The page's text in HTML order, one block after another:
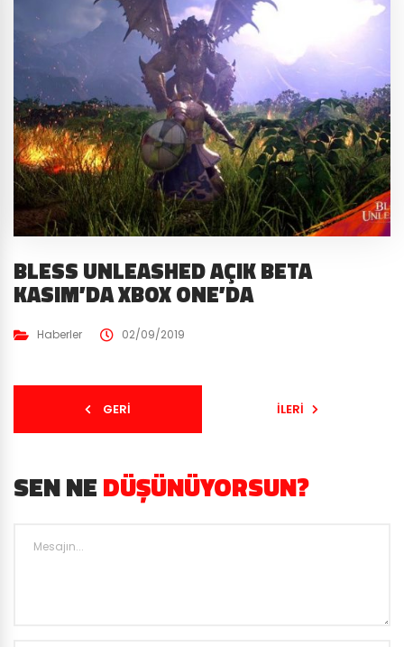
BLESS UNLEASHED AÇIK BETA
KASIM’DA XBOX ONE’DA
Haberler 02/09/2019
GERI İLERI
SEN NEDÜŞÜNÜYORSUN?